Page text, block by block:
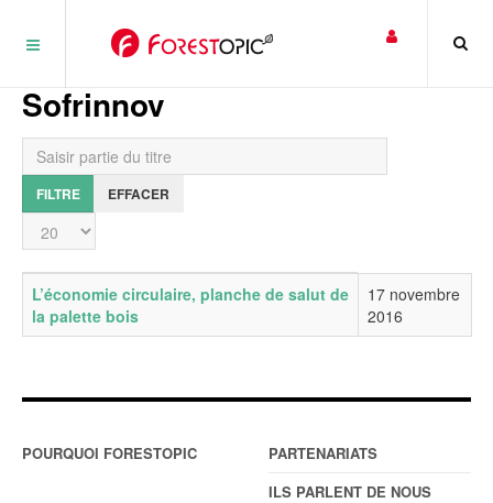
Sofrinnov
Saisir partie du titre
FILTRE EFFACER
Affichage #
Titre Date de publication
L’économie circulaire, planche de salut de
la palette bois
17 novembre
2016
POURQUOI FORESTOPIC
PARTENARIATS
ILS PARLENT DE NOUS